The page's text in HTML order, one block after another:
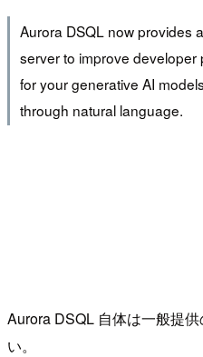
Aurora DSQL now provides
server to improve
for your generative AI
through natural language.
Aurora DSQL 自体は一般提
い。